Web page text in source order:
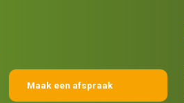
Maak een afspraak